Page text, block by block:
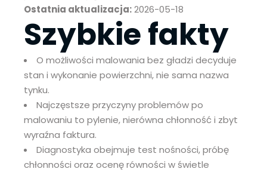
Ostatnia aktualizacja:2026-05-18
Szybkie fakty
O możliwości malowania bez gładzi decyduje
stan i wykonanie powierzchni, nie sama nazwa
tynku.
Najczęstsze przyczyny problemów po
malowaniu to pylenie, nierówna chłonność i zbyt
wyraźna faktura.
Diagnostyka obejmuje test nośności, próbę
chłonności oraz ocenę równości w świetle